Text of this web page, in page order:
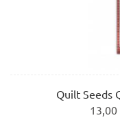
Quilt Seeds
13,00